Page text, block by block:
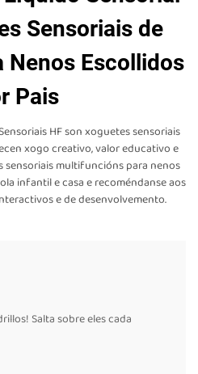
Sensoriais de
Nenos Escollidos
Pais
HF son xoguetes sensoriais
xogo creativo, valor educativo e
sensoriais multifuncións para nenos
infantil e casa e recoméndanse aos
e de desenvolvemento.
Salta sobre eles cada